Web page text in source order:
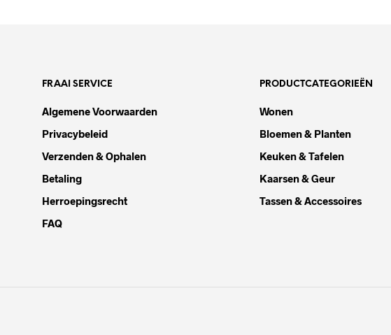
FRAAI SERVICE
Algemene Voorwaarden
Privacybeleid
Verzenden & Ophalen
Betaling
Herroepingsrecht
FAQ
PRODUCTCATEGORIEËN
Wonen
Bloemen & Planten
Keuken & Tafelen
Kaarsen & Geur
Tassen & Accessoires